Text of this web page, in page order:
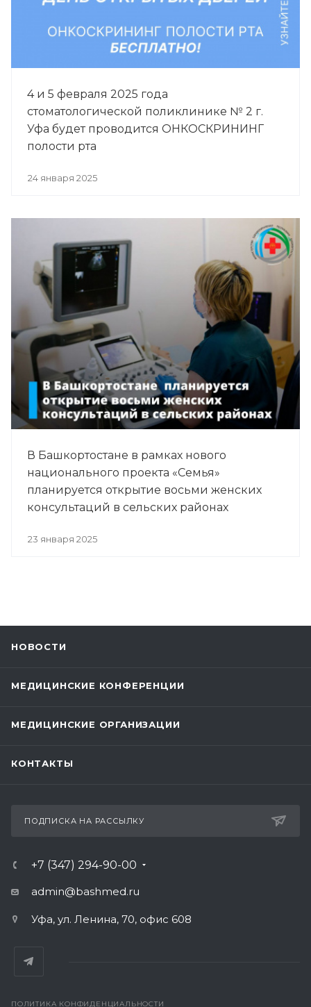
4 и 5 февраля 2025 года
стоматологической поликлинике № 2 г.
Уфа будет проводится ОНКОСКРИНИНГ
полости рта
24 января 2025
В Башкортостане в рамках нового
национального проекта «Семья»
планируется открытие восьми женских
консультаций в сельских районах
23 января 2025
НОВОСТИ
МЕДИЦИНСКИЕ КОНФЕРЕНЦИИ
МЕДИЦИНСКИЕ ОРГАНИЗАЦИИ
КОНТАКТЫ
ПОДПИСКА НА РАССЫЛКУ
+7 (347) 294-90-00
admin@bashmed.ru
Уфа, ул. Ленина, 70, офис 608
ПОЛИТИКА КОНФИДЕНЦИАЛЬНОСТИ